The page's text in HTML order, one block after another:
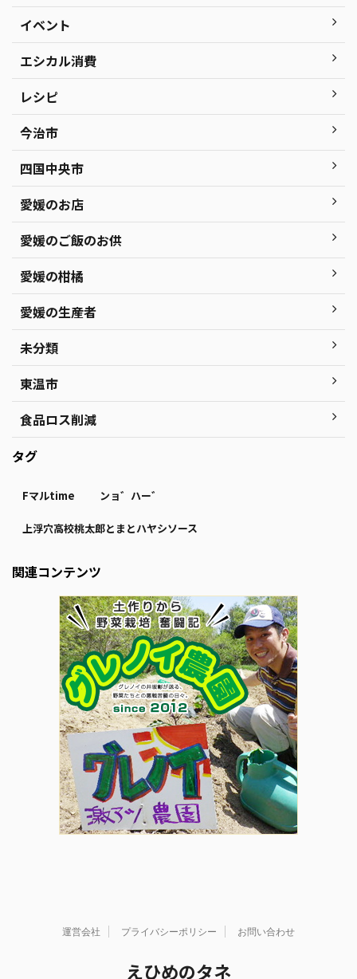
イベント
エシカル消費
レシピ
今治市
四国中央市
愛媛のお店
愛媛のご飯のお供
愛媛の柑橘
愛媛の生産者
未分類
東温市
食品ロス削減
タグ
Fマルtime ンョ゛ハー゛
上浮穴高校桃太郎とまとハヤシソース
関連コンテンツ
運営会社 プライバシーポリシー お問い合わせ
えひめのタネ